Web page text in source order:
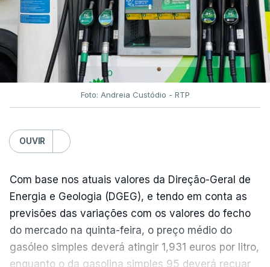
do açúcar (+5,6%), dos cereais (+3,4%) e dos
óleos vegetais (+2%).
Estes aumentos foram "parcialmente
compensados por quedas" nos preços das "carnes
e dos produtos lácteos", segundo a FAO.
Os preços do açúcar dispararam no mês passado
devido às preocupações com os efeitos das ondas
fenómeno El Niño na produção asiática, observou a
FAO. No entanto, o índice mantém-se 8% abaixo do
registado no ano passado.
A onda de calor que atingiu a Europa em
Foto: Andreia Custódio - RTP
OUVIR
Com base nos atuais valores da Direção-Geral de
Energia e Geologia (DGEG), e tendo em conta as
previsões das variações com os valores do fecho
do mercado na quinta-feira, o preço médio do
gasóleo simples deverá atingir 1,931 euros por litro,
enquanto o da gasolina simples 95 deverá recuar